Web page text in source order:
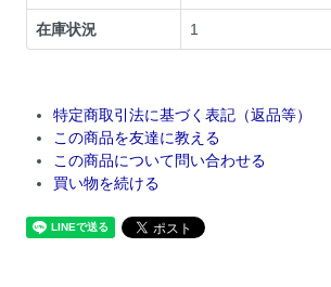
在庫状況 1
特定商取引法に基づく表記（返品等）
この商品を友達に教える
この商品について問い合わせる
買い物を続ける